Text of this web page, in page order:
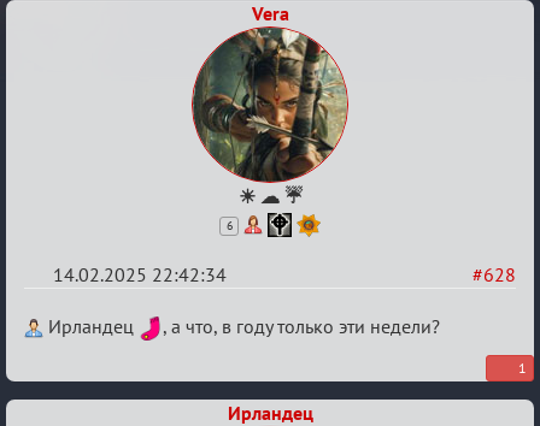
Vera
☀ ☁ ☔
6
#628
14.02.2025 22:42:34
Re:
жатва
Ирландец , а что, в году только эти недели?
1
Ирландец